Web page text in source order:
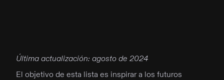
Última actualización: agosto de 2024
El objetivo de esta lista es inspirar a los futuros